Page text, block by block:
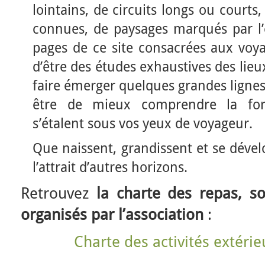
lointains, de circuits longs ou
connues, de paysages marqués par
pages de ce site consacrées aux
d’être des études exhaustives des
faire émerger quelques grandes
être de mieux comprendre la
s’étalent sous vos yeux de voyageur.
Que naissent, grandissent et se
l’attrait d’autres horizons.
Retrouvez la charte des repas,
organisés par l’association :
Charte des activités